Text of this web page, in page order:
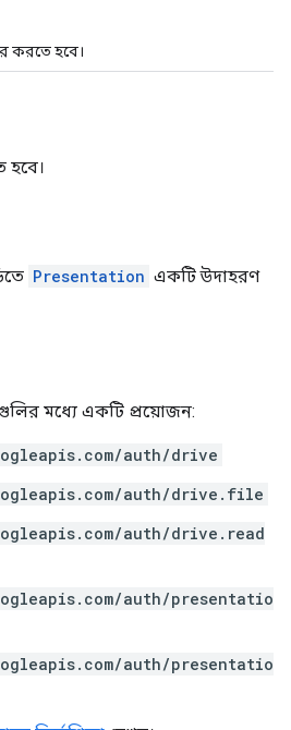
করতে হবে।
হবে।
Presentation একটি উদাহরণ
মধ্যে একটি প্রয়োজন:
auth/drive
auth/drive.file
auth/drive.read
auth/presentatio
auth/presentatio